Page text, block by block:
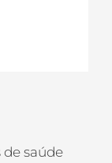
de saúde